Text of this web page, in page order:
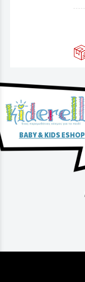
BABY & KIDS ESHOP